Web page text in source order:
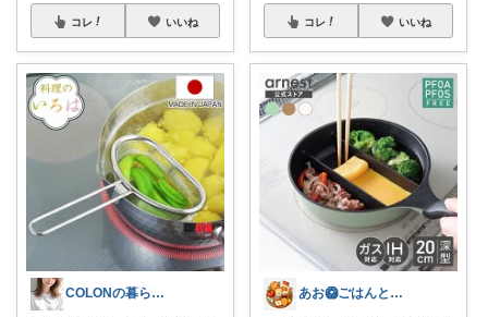
コレ いいね
COLONの暮らしメモ。
コレ いいね
あお🥝ごはんとおともたち🥭